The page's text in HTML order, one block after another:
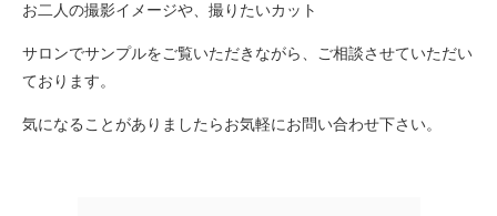
お二人の撮影イメージや、撮りたいカット
サロンでサンプルをご覧いただきながら、ご相談させていただい
ております。
気になることがありましたらお気軽にお問い合わせ下さい。